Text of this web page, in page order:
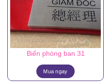
Biển phòng ban 31
Mua ngay